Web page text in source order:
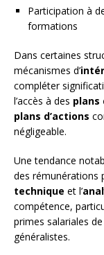
Participation à
formations
Dans certaines
mécanismes d’
compléter
l’accès à des plans
plans d’actions
négligeable.
Une tendance
des rémunérations
technique et l’
compétence,
primes salariales
généralistes.